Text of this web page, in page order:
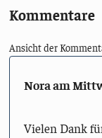
Kommentare
Ansicht der
Nora am
Vielen Dank